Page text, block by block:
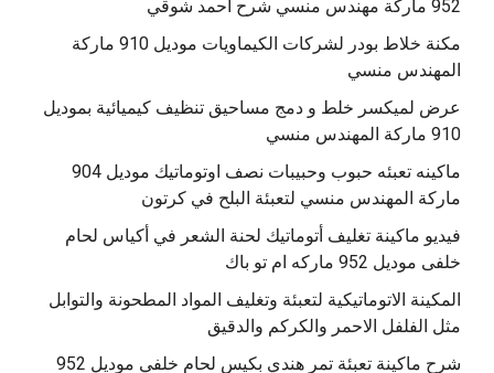
مكنة خلاط بودر لشركات الكيماويات موديل 910 ماركة
المهندس منسي
عرض لميكسر خلط و دمج مساحيق تنظيف كيميائية بموديل
910 ماركة المهندس منسي
‫ماكينه تعبئه حبوب وحبيبات نصف اوتوماتيك موديل 904
‫فيديو ماكينة تغليف أتوماتيك لحنة الشعر في أكياس لحام
خلفى موديل 952 ماركه ام تو باك
المكينة الاتوماتيكية لتعبئة وتغليف المواد المطحونة والتوابل
مثل الفلفل الاحمر والكركم والدقيق
‫شرح ماكينة تعبئة تمر هندي بكيس لحام خلفي موديل 952